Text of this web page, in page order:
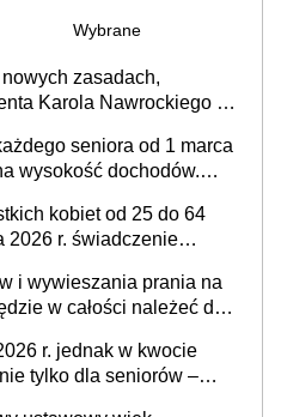
Wybrane
zasadach,
Karola Nawrockiego –
seniora od 1 marca
wysokość dochodów.
kobiet od 25 do 64
2026 r. świadczenie
i wywieszania prania na
w całości należeć do
służebność? Nowy
r. jednak w kwocie
tylko dla seniorów –